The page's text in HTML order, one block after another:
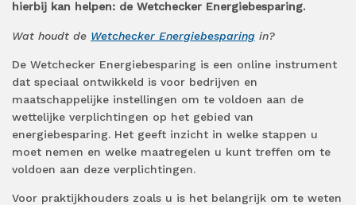
hierbij kan helpen: de Wetchecker Energiebesparing.
Wat houdt de Wetchecker Energiebesparing in?
De Wetchecker Energiebesparing is een online instrument
dat speciaal ontwikkeld is voor bedrijven en
maatschappelijke instellingen om te voldoen aan de
wettelijke verplichtingen op het gebied van
energiebesparing. Het geeft inzicht in welke stappen u
moet nemen en welke maatregelen u kunt treffen om te
voldoen aan deze verplichtingen.
Voor praktijkhouders zoals u is het belangrijk om te weten